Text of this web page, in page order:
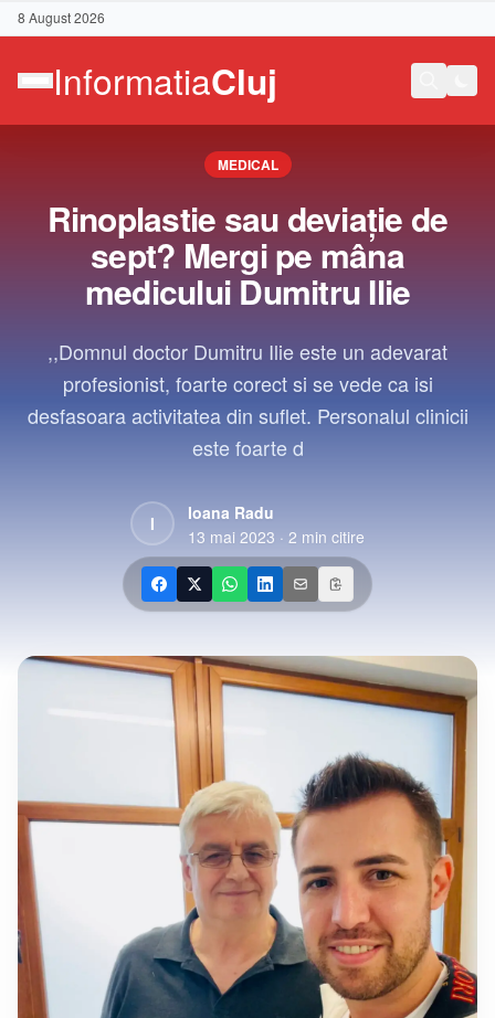
8 August 2026
MEDICAL
Rinoplastie sau deviație de
sept? Mergi pe mâna
medicului Dumitru Ilie
,,Domnul doctor Dumitru Ilie este un adevarat
profesionist, foarte corect si se vede ca isi
desfasoara activitatea din suflet. Personalul clinicii
este foarte d
I
Ioana Radu
13 mai 2023 · 2 min citire